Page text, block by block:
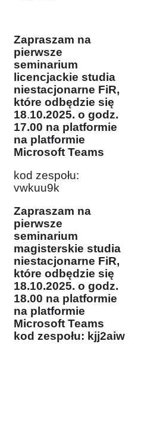
Zapraszam na
pierwsze
seminarium
licencjackie studia
niestacjonarne FiR,
które odbędzie się
18.10.2025. o godz.
17.00 na platformie
na platformie
Microsoft Teams
kod zespołu:
vwkuu9k
Zapraszam na
pierwsze
seminarium
magisterskie studia
niestacjonarne FiR,
które odbędzie się
18.10.2025. o godz.
18.00 na platformie
na platformie
Microsoft Teams
kod zespołu: kjj2aiw